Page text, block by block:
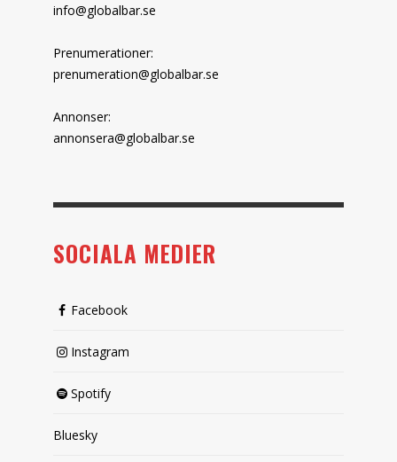
info@globalbar.se
Prenumerationer:
prenumeration@globalbar.se
Annonser:
annonsera@globalbar.se
SOCIALA MEDIER
Facebook
Instagram
Spotify
Bluesky